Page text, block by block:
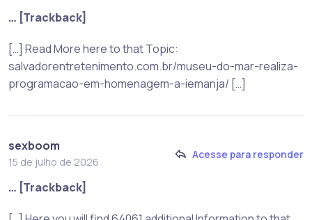
… [Trackback]
[…] Read More here to that Topic:
salvadorentretenimento.com.br/museu-do-mar-realiza-
programacao-em-homenagem-a-iemanja/ […]
sexboom
15 de julho de 2026
Acesse para responder
… [Trackback]